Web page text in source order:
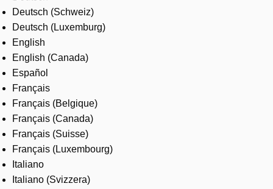
Where to buy
Contact us
Careers
Deutsch (Schweiz)
Deutsch (Luxemburg)
English
English (Canada)
Español
Français
Français (Belgique)
Français (Canada)
Français (Suisse)
Français (Luxembourg)
Italiano
Italiano (Svizzera)